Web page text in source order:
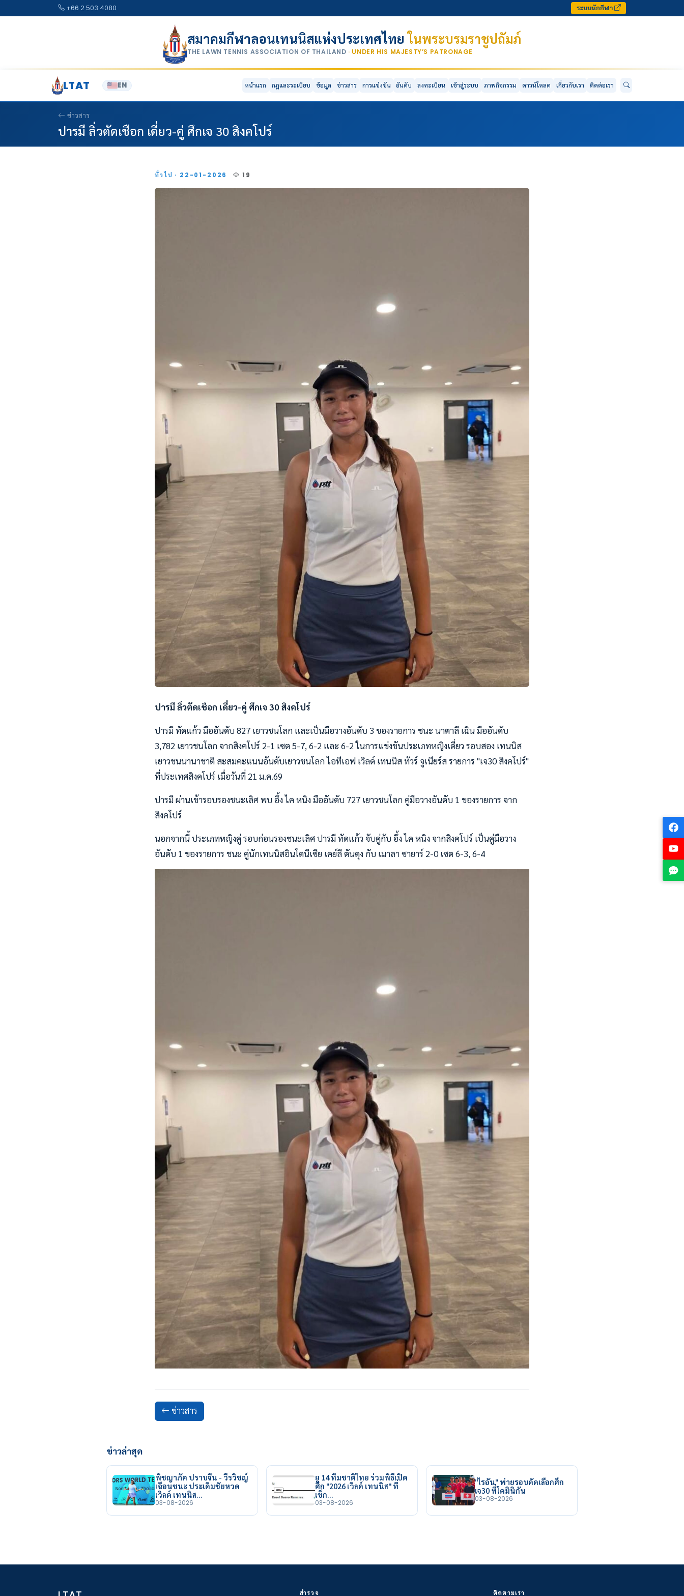
+66 2 503 4080 ระบบนักกีฬา
สมาคมกีฬาลอนเทนนิสแห่งประเทศไทยในพระบรมราชูปถัมภ์
THE LAWN TENNIS ASSOCIATION OF THAILAND · UNDER HIS MAJESTY’S PATRONAGE
LTAT EN หน้าแรก กฎและระเบียบ ข้อมูล ข่าวสาร การแข่งขัน อันดับ ลงทะเบียน เข้าสู่ระบบ ภาพกิจกรรม ดาวน์โหลด เกี่ยวกับเรา ติดต่อเรา
ข่าวสาร
ปารมี ลิ่วตัดเชือก เดี่ยว-คู่ ศึกเจ 30 สิงคโปร์
ทั่วไป · 22-01-2026 19
ปารมี ลิ่วตัดเชือก เดี่ยว-คู่ ศึกเจ 30 สิงคโปร์
ปารมี ทัดแก้ว มืออันดับ 827 เยาวชนโลก และเป็นมือวางอันดับ 3 ของรายการ ชนะ นาตาลี เฉิน มืออันดับ
3,782 เยาวชนโลก จากสิงคโปร์ 2-1 เซต 5-7, 6-2 และ 6-2 ในการแข่งขันประเภทหญิงเดี่ยว รอบสอง เทนนิส
เยาวชนนานาชาติ สะสมคะแนนอันดับเยาวชนโลก ไอทีเอฟ เวิลด์ เทนนิส ทัวร์ จูเนียร์ส รายการ "เจ30 สิงคโปร์"
ที่ประเทศสิงคโปร์ เมื่อวันที่ 21 ม.ค.69
ปารมี ผ่านเข้ารอบรองชนะเลิศ พบ อึ้ง ไค หนิง มืออันดับ 727 เยาวชนโลก คู่มือวางอันดับ 1 ของรายการ จาก
สิงคโปร์
นอกจากนี้ ประเภทหญิงคู่ รอบก่อนรองชนะเลิศ ปารมี ทัดแก้ว จับคู่กับ อึ้ง ไค หนิง จากสิงคโปร์ เป็นคู่มือวาง
อันดับ 1 ของรายการ ชนะ คู่นักเทนนิสอินโดนีเซีย เคย์ลี ตันดุง กับ เมาลา ซายาร์ 2-0 เซต 6-3, 6-4
ข่าวสาร
ข่าวล่าสุด
พิชญาภัค ปราบจีน - วีรวิชญ์
เฉือนชนะ ประเดิมชัยหวด
เวิลด์ เทนนิส…
03-08-2026
ยู 14 ทีมชาติไทย ร่วมพิธีเปิด
ศึก "2026 เวิลด์ เทนนิส" ที่
เช็ก…
03-08-2026
"ไรอัน" พ่ายรอบคัดเลือกศึก
เจ30 ที่โดมินิกัน
03-08-2026
สำรวจ ติดตามเรา